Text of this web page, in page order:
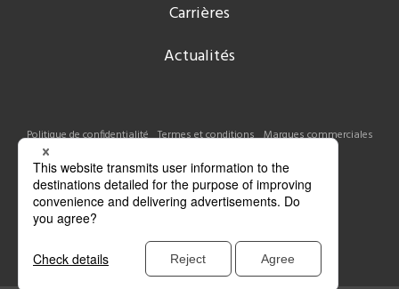
Carrières
Actualités
Politique de confidentialité Termes et conditions Marques commerciales